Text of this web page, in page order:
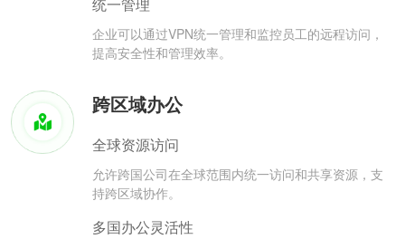
统一管理
企业可以通过VPN统一管理和监控员工的远程访问，
提高安全性和管理效率。
跨区域办公
全球资源访问
允许跨国公司在全球范围内统一访问和共享资源，支
持跨区域协作。
多国办公灵活性